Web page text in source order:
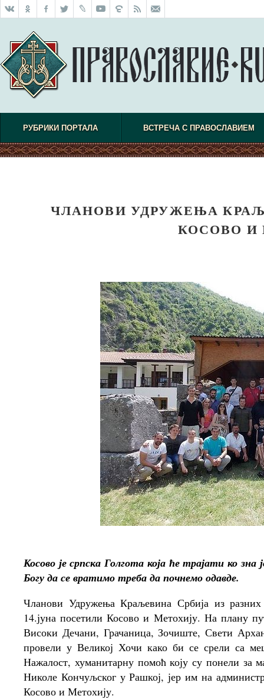
РУБРИКИ ПОРТАЛА ВСТРЕЧА С ПРАВОСЛАВИЕМ
ЧЛАНОВИ УДРУЖЕЊА
КОСОВО И
Косово је српска Голгота која ће трајати ко
Богу да се вратимо треба да почнемо одавде.
Чланови Удружења Краљевина Србија из
14.јуна посетили Косово и Метохију. На плану
Високи Дечани, Грачаница, Зочиште, Свети
провели у Великој Хочи како би се срели са
Нажалост, хуманитарну помоћ коју су понели за
Николе Кончуљског у Рашкој, јер им на
Косово и Метохију.